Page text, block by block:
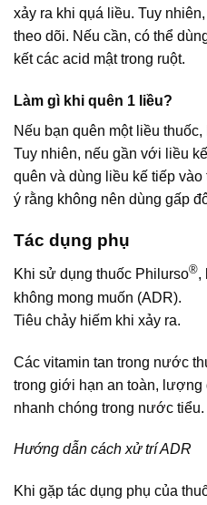
xảy ra khi qụá liều. Tuy
theo dõi. Nếu cần, có thể
kết các acid mật trong ruột.
Làm gì khi quên 1 liều?
Nếu bạn quên một liều
Tuy nhiên, nếu gần với liều
quên và dùng liều kế tiếp
ý rằng không nên dùng gấp
Tác dụng phụ
Khi sử dụng thuốc Philurso®,
không mong muốn (ADR).
Tiêu chảy hiếm khi xảy ra.
Các vitamin tan trong nước
trong giới hạn an toàn,
nhanh chóng trong nước tiểu.
Hướng dẫn cách xử trí ADR
Khi gặp tác dụng phụ của